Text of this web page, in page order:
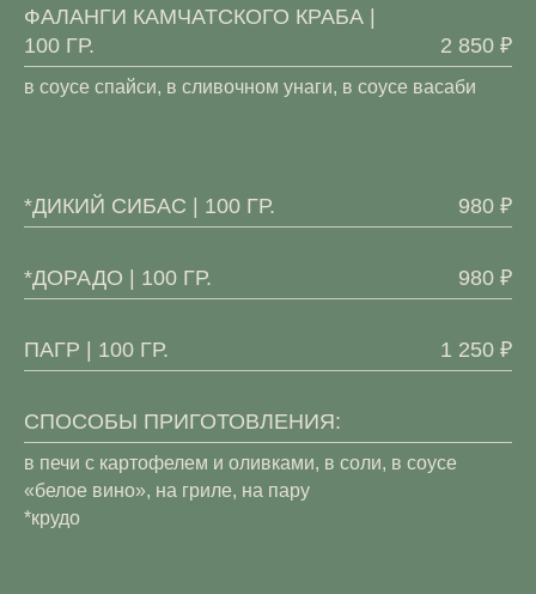
ФАЛАНГИ КАМЧАТСКОГО КРАБА |
100 ГР.
2 850 ₽
в соусе спайси, в сливочном унаги, в соусе васаби
*ДИКИЙ СИБАС | 100 ГР. 980 ₽
*ДОРАДО | 100 ГР. 980 ₽
ПАГР | 100 ГР. 1 250 ₽
СПОСОБЫ ПРИГОТОВЛЕНИЯ:
в печи с картофелем и оливками, в соли, в соусе
«белое вино», на гриле, на пару
*крудо